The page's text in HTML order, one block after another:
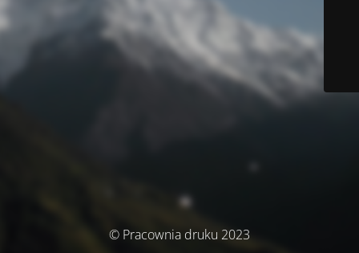
© Pracownia druku 2023